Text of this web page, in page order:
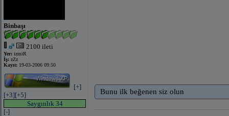
Binbaşı
2100 ileti
Yer: izmiR
İş: zZz
Kayıt: 19-03-2006 09:50
[+]
[+3][+5]
Saygınlık 34
[-]
Bunu ilk beğenen siz olun